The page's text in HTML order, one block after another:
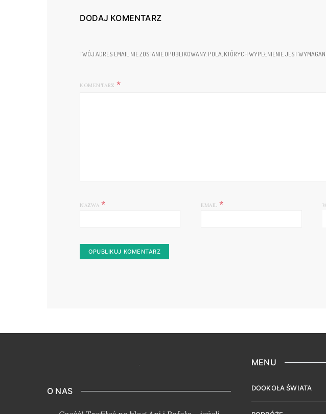
DODAJ KOMENTARZ
TWÓJ ADRES EMAIL NIE ZOSTANIE OPUBLIKOWANY. POLA, KTÓRYCH WYPEŁNIENIE JEST
KOMENTARZ
NAZWA * EMAIL*
O NAS
MENU
DOOKOŁA ŚWIATA